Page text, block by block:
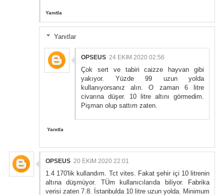
Yanıtla
Yanıtlar
OPSEUS 24 EKIM 2020 02:56
Çok sert ve tabiri caizze hayvan gibi
yakıyor. Yüzde 99 uzun yolda
kullanıyorsanız alın. O zaman 6 litre
civarına düşer. 10 litre altını görmedim.
Pişman olup sattım zaten.
Yanıtla
OPSEUS 20 EKIM 2020 22:01
1.4 170'lik kullandım. Tct vites. Fakat şehir içi 10 litrenin
altına düşmüyor. TÜm kullanıcılarıda biliyor. Fabrika
verisi zaten 7.8. İstanbulda 10 litre uzun yolda. Minimum